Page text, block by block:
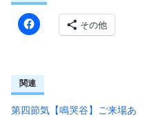
その他
関連
第四節気【鳴哭谷】ご来場あ